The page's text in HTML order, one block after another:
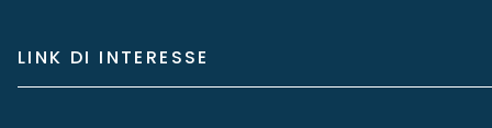
LINK DI INTERESSE